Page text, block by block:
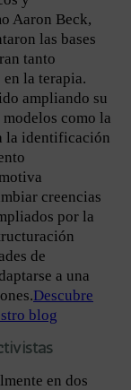
Aaron Beck,
las bases
tanto
la terapia.
ampliando su
como la
la identificación
creencias
por la
de
a una
Descubre
blog
en dos